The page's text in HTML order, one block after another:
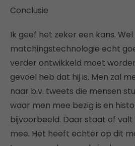
Conclusie
Ik geef het zeker een kans.
matchingstechnologie echt
verder ontwikkeld moet
gevoel heb dat hij is. Men zal
naar b.v. tweets die mensen
waar men mee bezig is en
bijvoorbeeld. Daar staat of
mee. Het heeft echter op dit